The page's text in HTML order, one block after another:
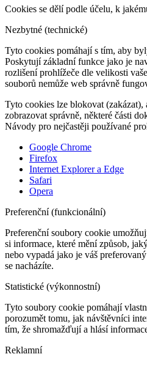
Cookies se dělí podle účelu, k
Nezbytné (technické)
Tyto cookies pomáhají s tím, aby
Poskytují základní funkce jako je
rozlišení prohlížeče dle velikosti
souborů nemůže web správně
Tyto cookies lze blokovat (zakázat),
zobrazovat správně, některé části
Návody pro nejčastěji používané
Google Chrome
Firefox
Internet Explorer a Edge
Safari
Opera
Preferenční (funkcionální)
Preferenční soubory cookie
si informace, které mění způsob,
nebo vypadá jako je váš
se nacházíte.
Statistické (výkonnostní)
Tyto soubory cookie pomáhají
porozumět tomu, jak návštěvníci
tím, že shromažďují a hlásí
Reklamní